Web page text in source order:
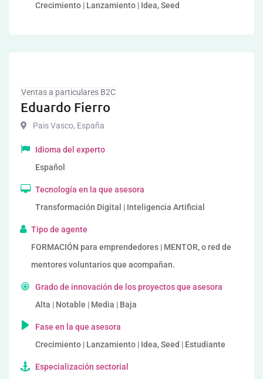
Crecimiento | Lanzamiento | Idea, Seed
Ventas a particulares B2C
Eduardo Fierro
Pais Vasco, España
Idioma del experto
Español
Tecnología en la que asesora
Transformación Digital | Inteligencia Artificial
Tipo de agente
FORMACIÓN para emprendedores | MENTOR, o red de
mentores voluntarios que acompañan.
Grado de innovación de los proyectos que asesora
Alta | Notable | Media | Baja
Fase en la que asesora
Crecimiento | Lanzamiento | Idea, Seed | Estudiante
Especialización sectorial